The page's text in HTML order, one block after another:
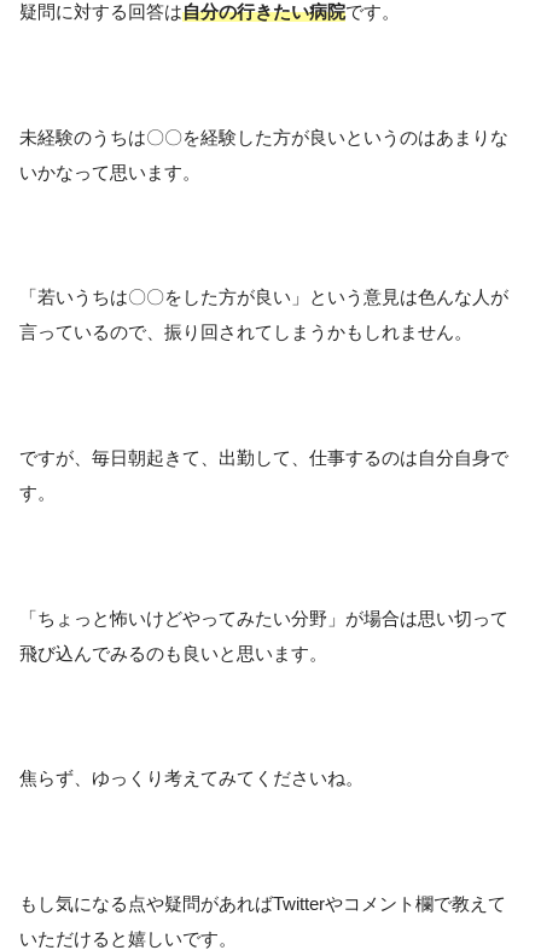
疑問に対する回答は自分の行きたい病院です。
未経験のうちは〇〇を経験した方が良いというのはあまりな
いかなって思います。
「若いうちは〇〇をした方が良い」という意見は色んな人が
言っているので、振り回されてしまうかもしれません。
ですが、毎日朝起きて、出勤して、仕事するのは自分自身で
す。
「ちょっと怖いけどやってみたい分野」が場合は思い切って
飛び込んでみるのも良いと思います。
焦らず、ゆっくり考えてみてくださいね。
もし気になる点や疑問があればTwitterやコメント欄で教えて
いただけると嬉しいです。